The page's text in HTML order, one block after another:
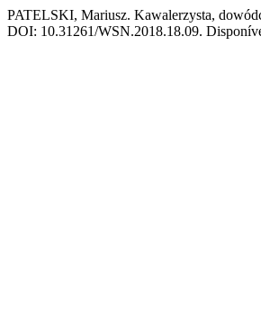
PATELSKI, Mariusz. Kawalerzysta,
DOI: 10.31261/WSN.2018.18.09.